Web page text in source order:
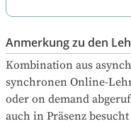
Anmerkung zu den
Kombination aus
synchronen Online-
oder on demand
auch in Präsenz